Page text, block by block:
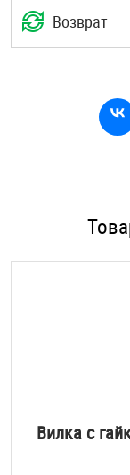
Возврат
Вилка с